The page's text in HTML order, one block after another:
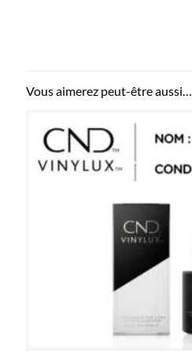
Vous aimerez peut-être aussi…